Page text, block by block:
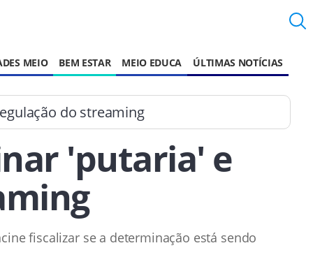
MEIO BEM ESTAR MEIO EDUCA ÚLTIMAS NOTÍCIAS
do streaming
'putaria' e
fiscalizar se a determinação está sendo